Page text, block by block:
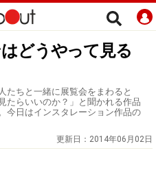
どうやって見る
たちと一緒に展覧会をまわると
たらいいのか？」と聞かれる作品
今日はインスタレーション作品の
更新日： 2014年06月02日